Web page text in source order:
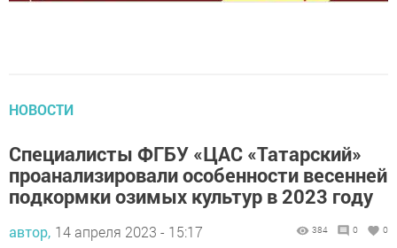
проанализировали особенности весенней
подкормки озимых культур в 2023 году
14 апреля 2023 - 15:17